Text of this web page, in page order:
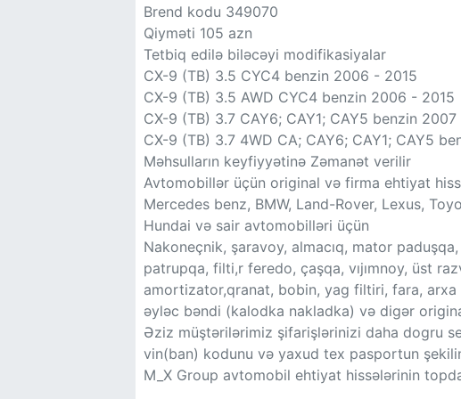
Brend kodu 349070
Qiyməti 105 azn
Tetbiq edilə biləcəyi modifikasiyalar
CX-9 (TB) 3.5 CYC4 benzin 2006 - 2015
CX-9 (TB) 3.5 AWD CYC4 benzin 2006 - 2015
CX-9 (TB) 3.7 CAY6; CAY1; CAY5 benzin
CX-9 (TB) 3.7 4WD CA; CAY6; CAY1; CAY5
Məhsulların keyfiyyətinə Zəmanət verilir
Avtomobillər üçün original və firma ehtiyat
Mercedes benz, BMW, Land-Rover, Lexus,
Hundai və sair avtomobilləri üçün
Nakoneçnik, şaravoy, almacıq, mator
patrupqa, filti,r feredo, çaşqa, vıjımnoy, üst
amortizator,qranat, bobin, yag filtiri, fara,
əyləc bəndi (kalodka nakladka) və digər
Əziz müştərilərimiz şifarişlərinizi daha dogru
vin(ban) kodunu və yaxud tex pasportun
M_X Group avtomobil ehtiyat hissələrinin